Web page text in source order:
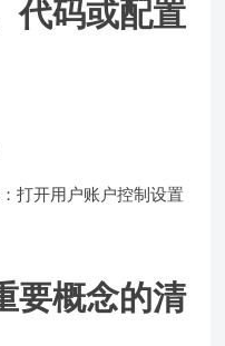
代码或配置
：打开用户账户控制设置
要概念的清